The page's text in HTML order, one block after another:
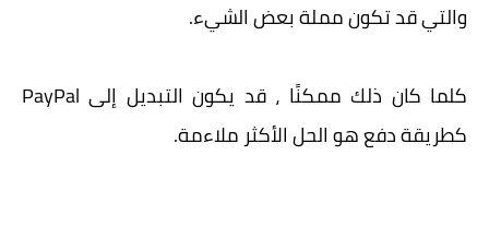
والتي قد تكون مملة بعض الشيء.
كلما كان ذلك ممكنًا ، قد يكون التبديل إلى PayPal
كطريقة دفع هو الحل الأكثر ملاءمة.